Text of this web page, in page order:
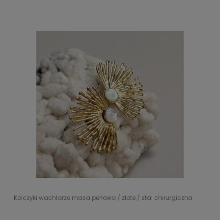
Kolczyki wachlarze masa perłowa / złote / stal chirurgiczna